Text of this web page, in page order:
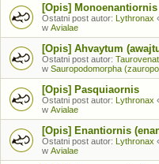
[Opis] Monoenantiornis
Ostatni post autor: Lythronax
w Avialae
[Opis] Ahvaytum
Ostatni post autor:
w Sauropodomorpha
[Opis] Pasquiaornis
Ostatni post autor: Lythronax
w Avialae
[Opis] Enantiornis
Ostatni post autor: Lythronax
w Avialae